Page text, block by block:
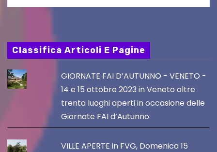
Classifica Articoli E Pagine
GIORNATE FAI D’AUTUNNO - VENETO -
14 e 15 ottobre 2023 in Veneto oltre
trenta luoghi aperti in occasione delle
Giornate FAI d’Autunno
VILLE APERTE in FVG, Domenica 15